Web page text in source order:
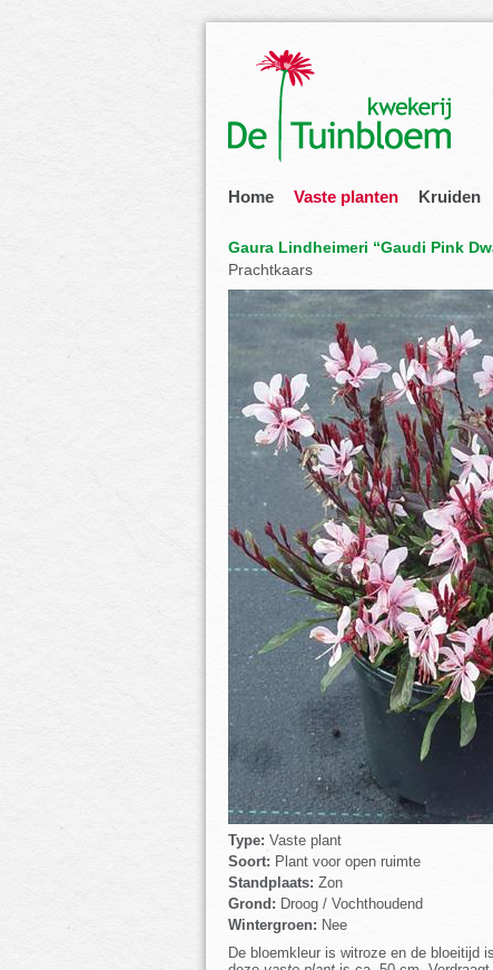
Home Vaste planten Kruiden
Gaura Lindheimeri “Gaudi Pink
Prachtkaars
Type: Vaste plant
Soort: Plant voor open ruimte
Standplaats: Zon
Grond: Droog / Vochthoudend
Wintergroen: Nee
De bloemkleur is witroze en de bloeitijd